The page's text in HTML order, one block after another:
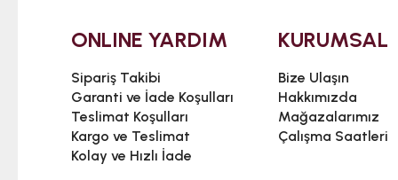
ONLINE YARDIM
Sipariş Takibi
Garanti ve İade Koşulları
Teslimat Koşulları
Kargo ve Teslimat
Kolay ve Hızlı İade
KURUMSAL
Bize Ulaşın
Hakkımızda
Mağazalarımız
Çalışma Saatleri